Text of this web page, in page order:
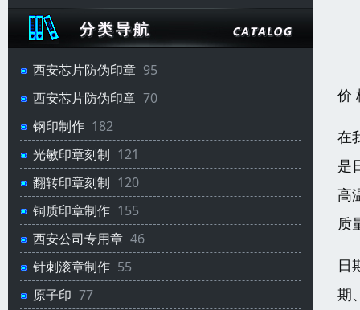
西安芯片防伪印章 95
西安芯片防伪印章 70
钢印制作 182
光敏印章刻制 121
翻转印章刻制 120
铜质印章制作 155
西安公司专用章 46
针刺滚章制作 55
原子印 77
价
在
是
高
质
日
期